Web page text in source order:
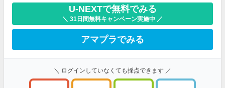
U-NEXTで無料でみる
＼ 31日間無料キャンペーン実施中 ／
アマプラでみる
＼ ログインしていなくても採点できます ／